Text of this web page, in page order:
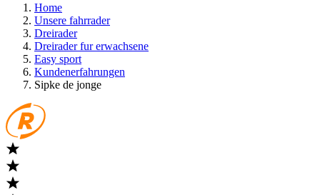
Home
Unsere fahrrader
Dreirader
Dreirader fur erwachsene
Easy sport
Kundenerfahrungen
Sipke de jonge